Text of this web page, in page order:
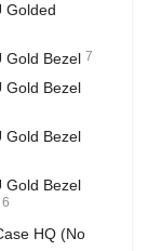
Golded
Gold Bezel 7
Gold Bezel
Gold Bezel
Gold Bezel
6
HQ (No